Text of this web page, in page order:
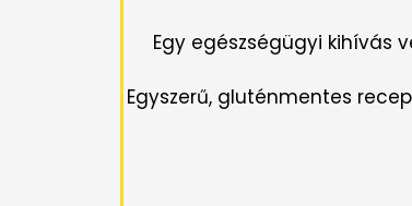
Egy egészségügyi kihívás
Egyszerű, gluténmentes